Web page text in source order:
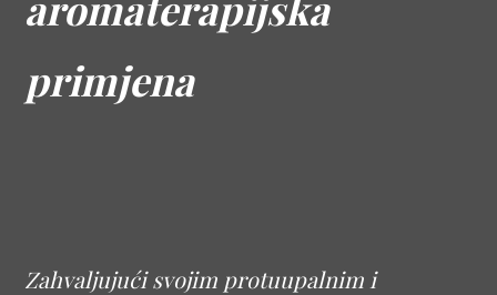
primjena
Zahvaljujući svojim protuupalnim i